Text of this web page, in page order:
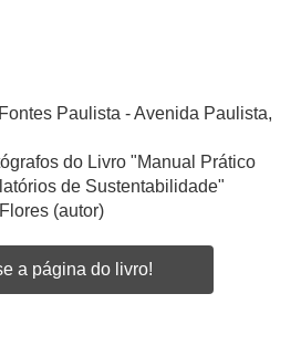
Paulista - Avenida Paulista,
do Livro "Manual Prático
de Sustentabilidade"
(autor)
a página do livro!